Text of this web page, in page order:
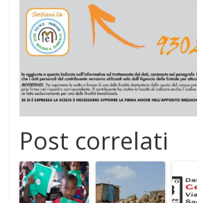
Post correlati